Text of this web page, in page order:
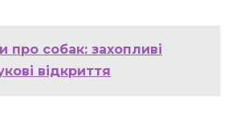
про собак: захопливі
відкриття